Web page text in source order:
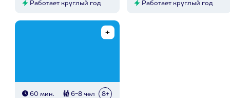
Работает круглый год Работает круглый год
60 мин. 6-8 чел 8+